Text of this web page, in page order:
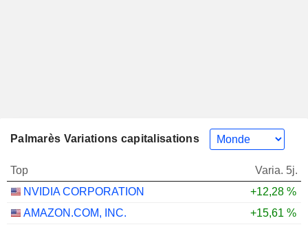
Palmarès Variations capitalisations
Top
Varia. 5j.
NVIDIA CORPORATION
+12,28 %
AMAZON.COM, INC.
+15,61 %